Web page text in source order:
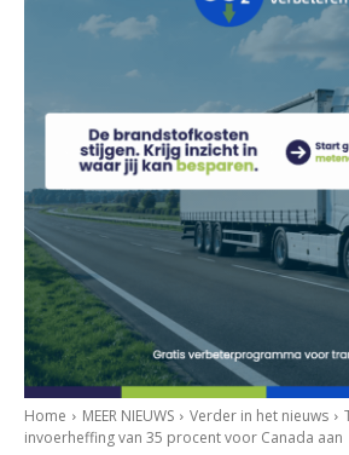
Home MEER NIEUWS Verder in het nieuws
invoerheffing van 35 procent voor Canada aan